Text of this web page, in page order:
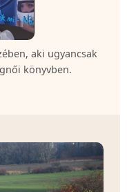
aki ugyancsak
könyvben.